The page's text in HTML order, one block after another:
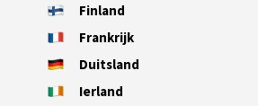
Finland
Frankrijk
Duitsland
Ierland